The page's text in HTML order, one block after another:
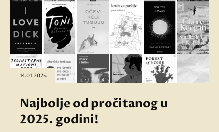
14.01.2026.
Najbolje od pročitanog u
2025. godini!